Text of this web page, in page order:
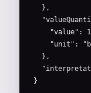
  },
"value":
"unit":
  },
}